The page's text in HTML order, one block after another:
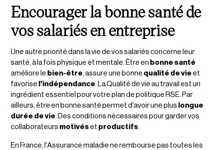
Encourager la bonne santé de
vos salariés en entreprise
Une autre priorité dans la vie de vos salariés concerne leur
santé, à la fois physique et mentale. Être en bonne santé
améliore le bien-être , assure une bonne qualité de vie et
favorise l'indépendance . La Qualité de vie au travail est un
ingrédient essentiel pour votre plan de politique RSE. Par
ailleurs, être en bonne santé permet d'avoir une plus longue
durée de vie . Des conditions nécessaires pour garder vos
collaborateurs motivés et productifs
En France, l'Assurance maladie ne rembourse pas toutes les